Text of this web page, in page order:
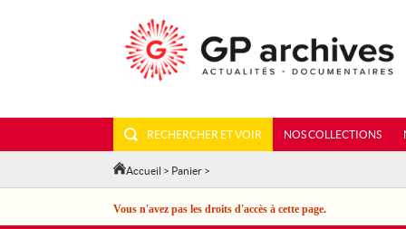
RECHERCHER ET VOIR NOS COLLECTIONS
Accueil > Panier >
Vous n'avez pas les droits d'accès à cette page.